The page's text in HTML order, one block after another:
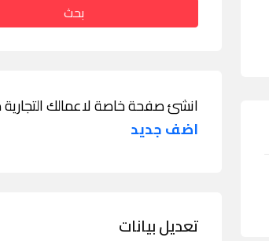
بحث
انشئ صفحة خاصة لاعمالك التجارية
اضف جديد
تعديل بيانات